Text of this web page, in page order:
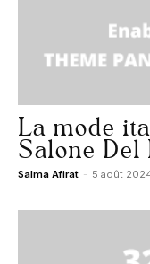
La mode
Salone
Salma Afirat - 5 août